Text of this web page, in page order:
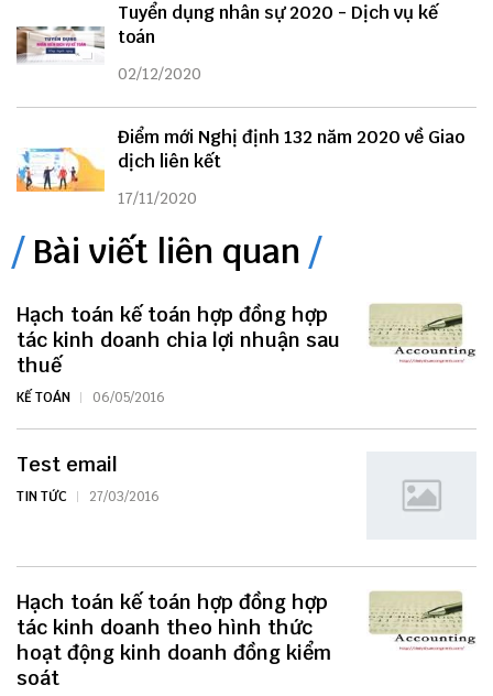
Tuyển dụng nhân sự 2020 - Dịch vụ kế
toán
02/12/2020
Điểm mới Nghị định 132 năm 2020 về Giao
dịch liên kết
17/11/2020
Bài viết liên quan
Hạch toán kế toán hợp đồng hợp
tác kinh doanh chia lợi nhuận sau
thuế
KẾ TOÁN 06/05/2016
Test email
TIN TỨC 27/03/2016
Hạch toán kế toán hợp đồng hợp
tác kinh doanh theo hình thức
hoạt động kinh doanh đồng kiểm
soát